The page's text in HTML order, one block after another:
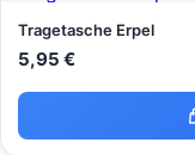
Tragetasche Erpel
5,95 €